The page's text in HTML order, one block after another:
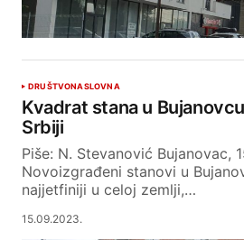
DRUŠTVONASLOVNA
Kvadrat stana u
Srbiji
Piše: N. Stevanović Bujanovac,
Novoizgrađeni stanovi u
najjetfiniji u celoj zemlji,…
15.09.2023.